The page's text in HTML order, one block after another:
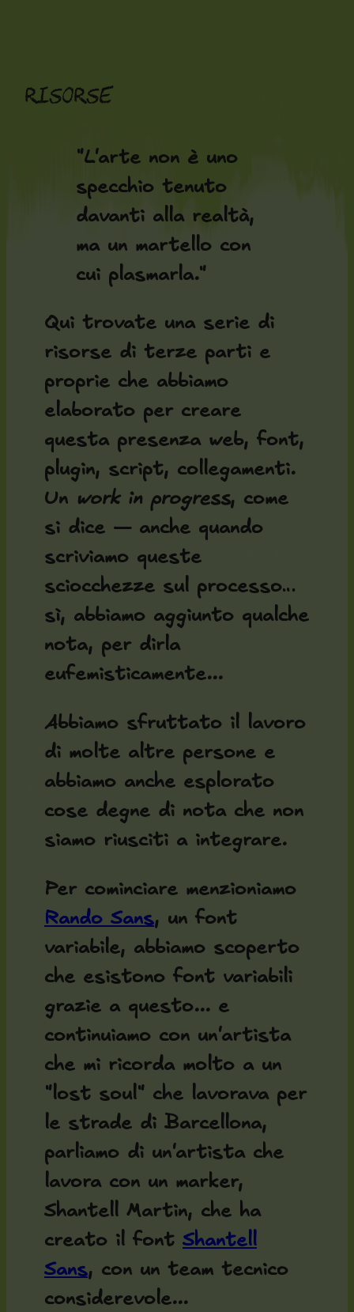
Risorse
"L'arte non è uno
specchio tenuto
davanti alla realtà,
ma un martello con
cui plasmarla."
Qui trovate una serie di
risorse di terze parti e
proprie che abbiamo
elaborato per creare
questa presenza web, font,
plugin, script, collegamenti.
Un work in progress, come
si dice — anche quando
scriviamo queste
sciocchezze sul processo…
sì, abbiamo aggiunto qualche
nota, per dirla
eufemisticamente...
Abbiamo sfruttato il lavoro
di molte altre persone e
abbiamo anche esplorato
cose degne di nota che non
siamo riusciti a integrare.
Per cominciare menzioniamo
Rando Sans, un font
variabile, abbiamo scoperto
che esistono font variabili
grazie a questo... e
continuiamo con un'artista
che mi ricorda molto a un
"lost soul" che lavorava per
le strade di Barcellona,
parliamo di un'artista che
lavora con un marker,
Shantell Martin, che ha
creato il font Shantell
Sans, con un team tecnico
considerevole...